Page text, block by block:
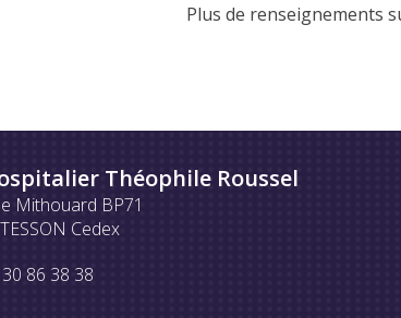
Plus de renseignements
Théophile Roussel
Mithouard BP71
Cedex
86 38 38